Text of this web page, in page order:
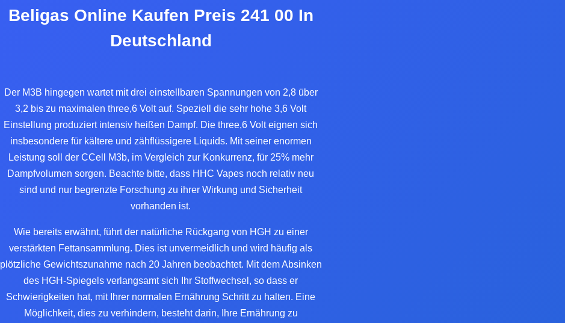
Beligas Online Kaufen Preis 241 00 In
Deutschland
Der M3B hingegen wartet mit drei einstellbaren Spannungen von 2,8 über
3,2 bis zu maximalen three,6 Volt auf. Speziell die sehr hohe 3,6 Volt
Einstellung produziert intensiv heißen Dampf. Die three,6 Volt eignen sich
insbesondere für kältere und zähflüssigere Liquids. Mit seiner enormen
Leistung soll der CCell M3b, im Vergleich zur Konkurrenz, für 25% mehr
Dampfvolumen sorgen. Beachte bitte, dass HHC Vapes noch relativ neu
sind und nur begrenzte Forschung zu ihrer Wirkung und Sicherheit
vorhanden ist.
Wie bereits erwähnt, führt der natürliche Rückgang von HGH zu einer
verstärkten Fettansammlung. Dies ist unvermeidlich und wird häufig als
plötzliche Gewichtszunahme nach 20 Jahren beobachtet. Mit dem Absinken
des HGH-Spiegels verlangsamt sich Ihr Stoffwechsel, so dass er
Schwierigkeiten hat, mit Ihrer normalen Ernährung Schritt zu halten. Eine
Möglichkeit, dies zu verhindern, besteht darin, Ihre Ernährung zu